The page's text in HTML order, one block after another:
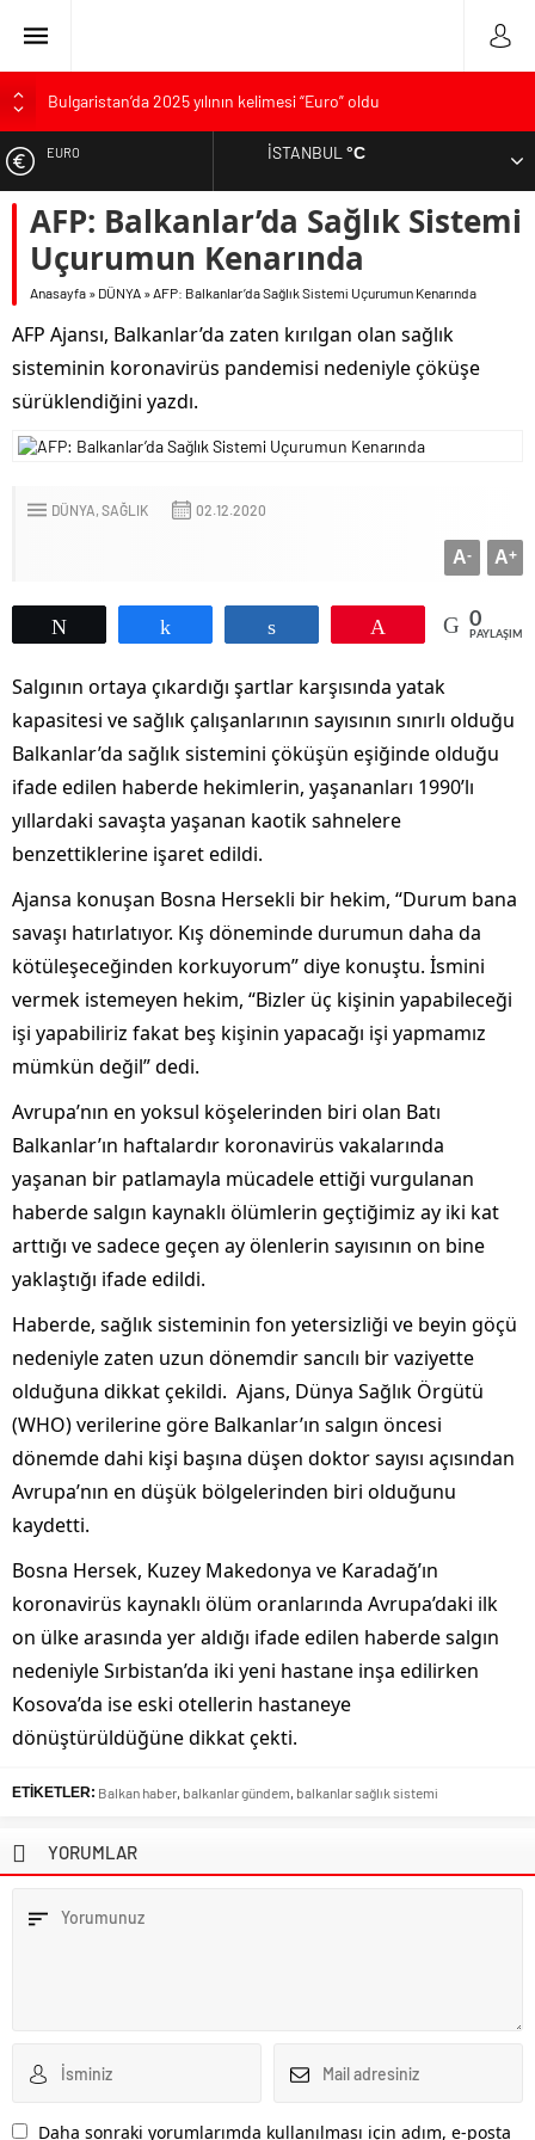
Bulgaristan’da 2025 yılının kelimesi “Euro” oldu
Bulgaristan’dan İspanya’ya destek
Bulgaristan’da hükümet kurma sürecinde son deneme
Bulgaristan’da Emeklilikten Sonra Çalışan Sayısı Artıyor
EURO
ALTIN
DOLAR
İSTANBUL°C
AFP: Balkanlar’da Sağlık Sistemi
Uçurumun Kenarında
Anasayfa » DÜNYA »AFP: Balkanlar’da Sağlık Sistemi Uçurumun Kenarında
AFP Ajansı, Balkanlar’da zaten kırılgan olan sağlık
sisteminin koronavirüs pandemisi nedeniyle çöküşe
sürüklendiğini yazdı.
DÜNYA SAĞLIK 02.12.2020
A+
A-
0
Salgının ortaya çıkardığı şartlar karşısında yatak
kapasitesi ve sağlık çalışanlarının sayısının sınırlı olduğu
Balkanlar’da sağlık sistemini çöküşün eşiğinde olduğu
ifade edilen haberde hekimlerin, yaşananları 1990’lı
yıllardaki savaşta yaşanan kaotik sahnelere
benzettiklerine işaret edildi.
Ajansa konuşan Bosna Hersekli bir hekim, “Durum bana
savaşı hatırlatıyor. Kış döneminde durumun daha da
kötüleşeceğinden korkuyorum” diye konuştu. İsmini
vermek istemeyen hekim, “Bizler üç kişinin yapabileceği
işi yapabiliriz fakat beş kişinin yapacağı işi yapmamız
mümkün değil” dedi.
Avrupa’nın en yoksul köşelerinden biri olan Batı
Balkanlar’ın haftalardır koronavirüs vakalarında
yaşanan bir patlamayla mücadele ettiği vurgulanan
haberde salgın kaynaklı ölümlerin geçtiğimiz ay iki kat
arttığı ve sadece geçen ay ölenlerin sayısının on bine
yaklaştığı ifade edildi.
Haberde, sağlık sisteminin fon yetersizliği ve beyin göçü
nedeniyle zaten uzun dönemdir sancılı bir vaziyette
olduğuna dikkat çekildi. Ajans, Dünya Sağlık Örgütü
(WHO) verilerine göre Balkanlar’ın salgın öncesi
dönemde dahi kişi başına düşen doktor sayısı açısından
Avrupa’nın en düşük bölgelerinden biri olduğunu
kaydetti.
Bosna Hersek, Kuzey Makedonya ve Karadağ’ın
koronavirüs kaynaklı ölüm oranlarında Avrupa’daki ilk
on ülke arasında yer aldığı ifade edilen haberde salgın
nedeniyle Sırbistan’da iki yeni hastane inşa edilirken
Kosova’da ise eski otellerin hastaneye
dönüştürüldüğüne dikkat çekti.
ETİKETLER: Balkan haber, balkanlar gündem, balkanlar sağlık sistemi
YORUMLAR
Daha sonraki yorumlarımda kullanılması için adım, e-posta